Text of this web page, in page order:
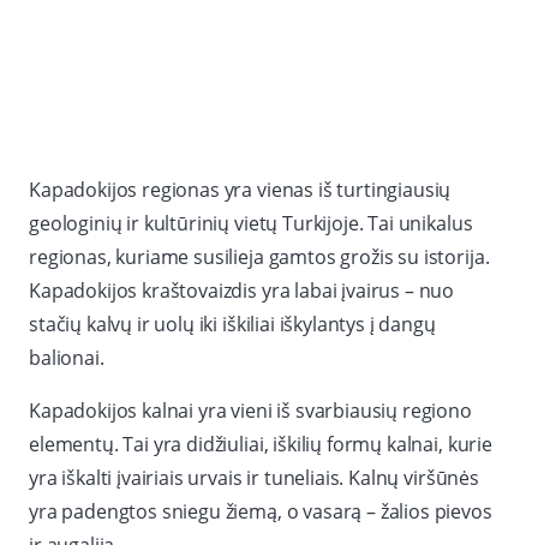
Kapadokijos regionas yra vienas iš turtingiausių
geologinių ir kultūrinių vietų Turkijoje. Tai unikalus
regionas, kuriame susilieja gamtos grožis su istorija.
Kapadokijos kraštovaizdis yra labai įvairus – nuo
stačių kalvų ir uolų iki iškiliai iškylantys į dangų
balionai.
Kapadokijos kalnai yra vieni iš svarbiausių regiono
elementų. Tai yra didžiuliai, iškilių formų kalnai, kurie
yra iškalti įvairiais urvais ir tuneliais. Kalnų viršūnės
yra padengtos sniegu žiemą, o vasarą – žalios pievos